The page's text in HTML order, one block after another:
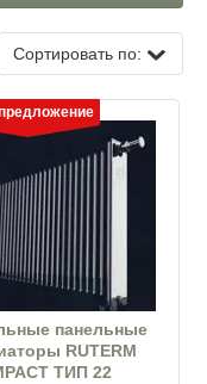
Сортировать по:
панельные
RUTERM
ТИП 22